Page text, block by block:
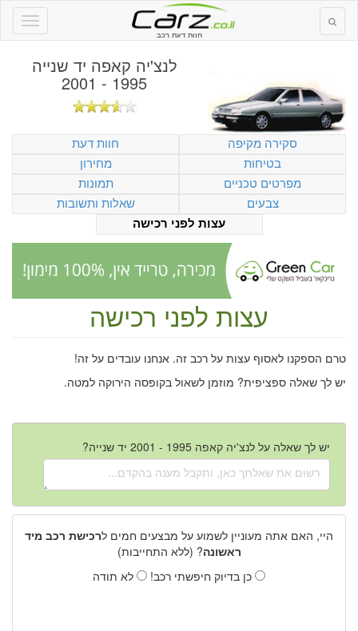
חוות דעת רכב
לנצ'יה קאפה יד שנייה
1995 - 2001
סקירה מקיפה
חוות דעת
בטיחות
מחירון
מפרטים טכניים
תמונות
צבעים
שאלות ותשובות
עצות לפני רכישה
עצות לפני רכישה
טרם הספקנו לאסוף עצות על רכב זה. אנחנו עובדים על זה!
יש לך שאלה ספציפית? מוזמן לשאול בקופסה הירוקה למטה.
יש לך שאלה על לנצ'יה קאפה 1995 - 2001 יד שנייה?
היי, האם אתה מעוניין לשמוע על מבצעים חמים לרכישת רכב מיד
ראשונה? (ללא התחייבות)
כן בדיוק חיפשתי רכב!
לא תודה